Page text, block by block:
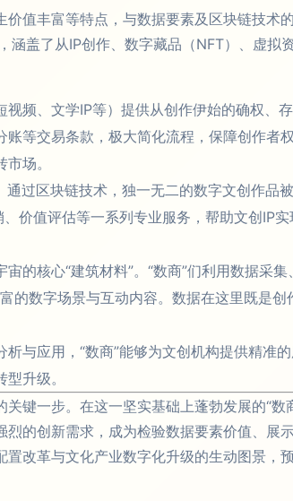
值丰富等特点，与数据要素及区块链技术
，涵盖了从IP创作、数字藏品（NFT）、虚拟
频、文学IP等）提供从创作伊始的确权、
等交易条款，极大简化流程，保障创作者
场。
过区块链技术，独一无二的数字文创作品
价值评估等一系列专业服务，帮助文创IP实
的核心“建筑材料”。“数商”们利用数据采集
的数字场景与互动内容。数据在这里既是
与应用，“数商”能够为文创机构提供精准
升级。
键一步。在这一坚实基础上蓬勃发展的“数
的创新需求，成为检验数据要素价值、展示
改革与文化产业数字化升级的生动图景，